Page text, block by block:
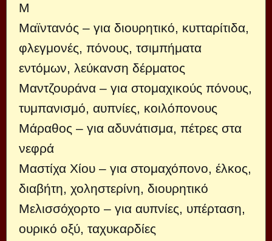
Μ
Μαϊντανός – για διουρητικό, κυτταρίτιδα,
φλεγμονές, πόνους, τσιμπήματα
εντόμων, λεύκανση δέρματος
Μαντζουράνα – για στομαχικούς πόνους,
τυμπανισμό, αυπνίες, κοιλόπονους
Μάραθος – για αδυνάτισμα, πέτρες στα
νεφρά
Μαστίχα Χίου – για στομαχόπονο, έλκος,
διαβήτη, χοληστερίνη, διουρητικό
Μελισσόχορτο – για αυπνίες, υπέρταση,
ουρικό οξύ, ταχυκαρδίες